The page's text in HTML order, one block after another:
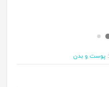
پوست و بدن